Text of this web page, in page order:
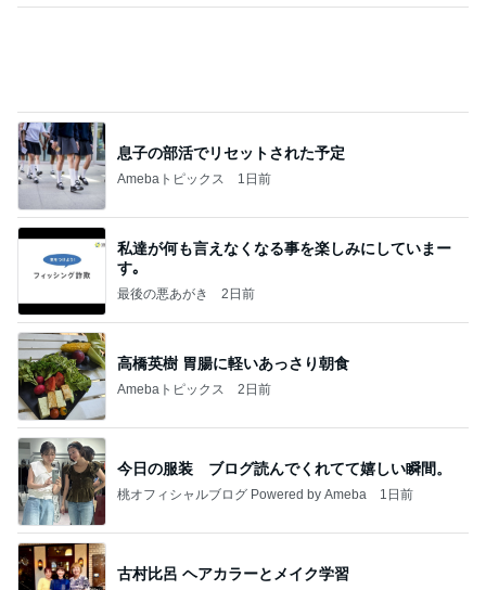
息子の部活でリセットされた予定
Amebaトピックス 1日前
私達が何も言えなくなる事を楽しみにしていまー
す｡
最後の悪あがき 2日前
高橋英樹 胃腸に軽いあっさり朝食
Amebaトピックス 2日前
今日の服装 ブログ読んでくれてて嬉しい瞬間。
桃オフィシャルブログ Powered by Ameba 1日前
古村比呂 ヘアカラーとメイク学習